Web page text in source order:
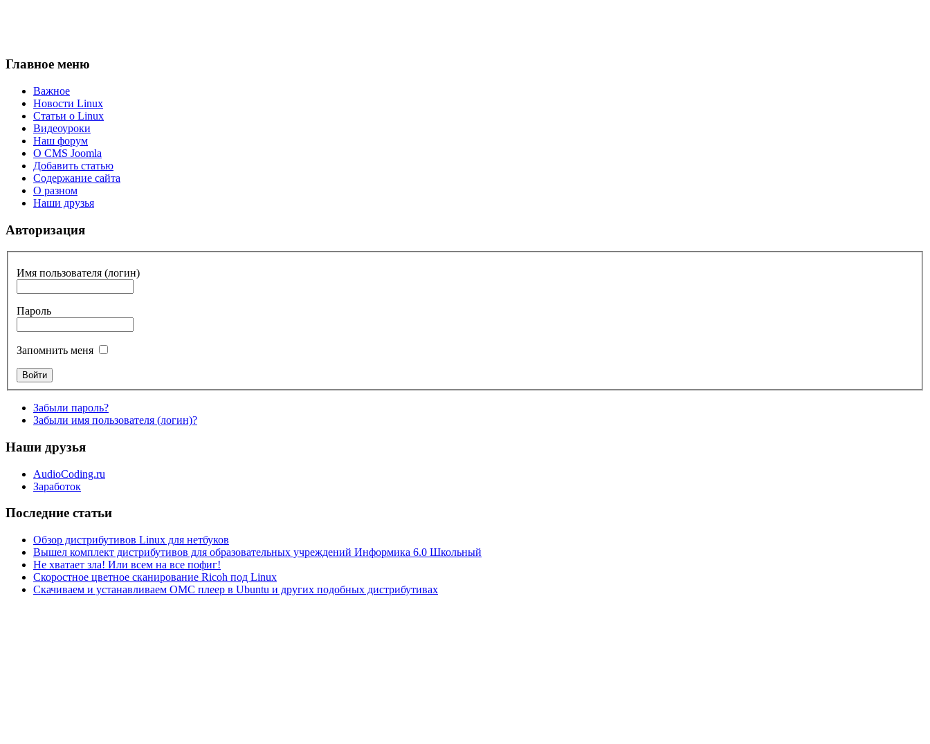
Главное меню
Важное
Новости Linux
Статьи о Linux
Видеоуроки
Наш форум
О CMS Joomla
Добавить статью
Содержание сайта
О разном
Наши друзья
Авторизация
Имя пользователя (логин)
Пароль
Запомнить меня
Забыли пароль?
Забыли имя пользователя (логин)?
Наши друзья
AudioCoding.ru
Заработок
Последние статьи
Обзор дистрибутивов Linux для нетбуков
Вышел комплект дистрибутивов для образовательных учреждений Информика 6.0 Школьный
Не хватает зла! Или всем на все пофиг!
Скоростное цветное сканирование Ricoh под Linux
Скачиваем и устанавливаем ОМС плеер в Ubuntu и других подобных дистрибутивах